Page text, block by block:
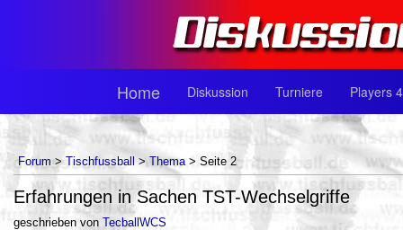
Home Diskussion Turniere Players
Forum > Tischfussball > Thema> Seite 2
Erfahrungen in Sachen TST-Wechselgriffe
geschrieben von TecballWCS